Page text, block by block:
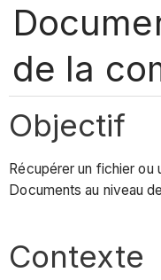
de la
Objectif
Récupérer un fichier ou
Documents au niveau
Contexte